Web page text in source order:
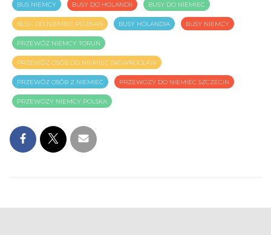
BUS NIEMCY BUSY DO HOLANDII BUSY DO NIEMIEC
BUSY DO NIEMIEC POZNAŃ BUSY HOLANDIA BUSY NIEMCY
PRZEWÓZ NIEMCY TORUŃ
PRZEWÓZ OSÓB DO NIEMIEC INOWROCŁAW
PRZEWÓZ OSÓB Z NIEMIEC PRZEWOZY DO NIEMIEC SZCZECIN
PRZEWOZY NIEMCY POLSKA